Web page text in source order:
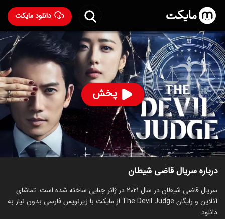
دانلود مایکت
پخش
سریال قاضی شیطان- The Devil Judge 2021
۳۱۱ 96% ۸.۳
ساخت کره جنوبی سال 2021
رده سنی ۱۳+
کره‌ای
سریال جنایی درام
توضیحات قسمت‌ها سریال‌های مشابه
درباره سریال قاضی شیطان
سریال قاضی شیطان در سال 2021 در ژانر جنایی ساخته شده است. تماشای
آنلاین و رایگان The Devil Judge از مایکت با زیرنویس فارسی بدون نیاز به
دانلود.